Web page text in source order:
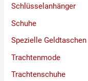
Schlüsselanhänger
Schuhe
Spezielle Geldtaschen
Trachtenmode
Trachtenschuhe